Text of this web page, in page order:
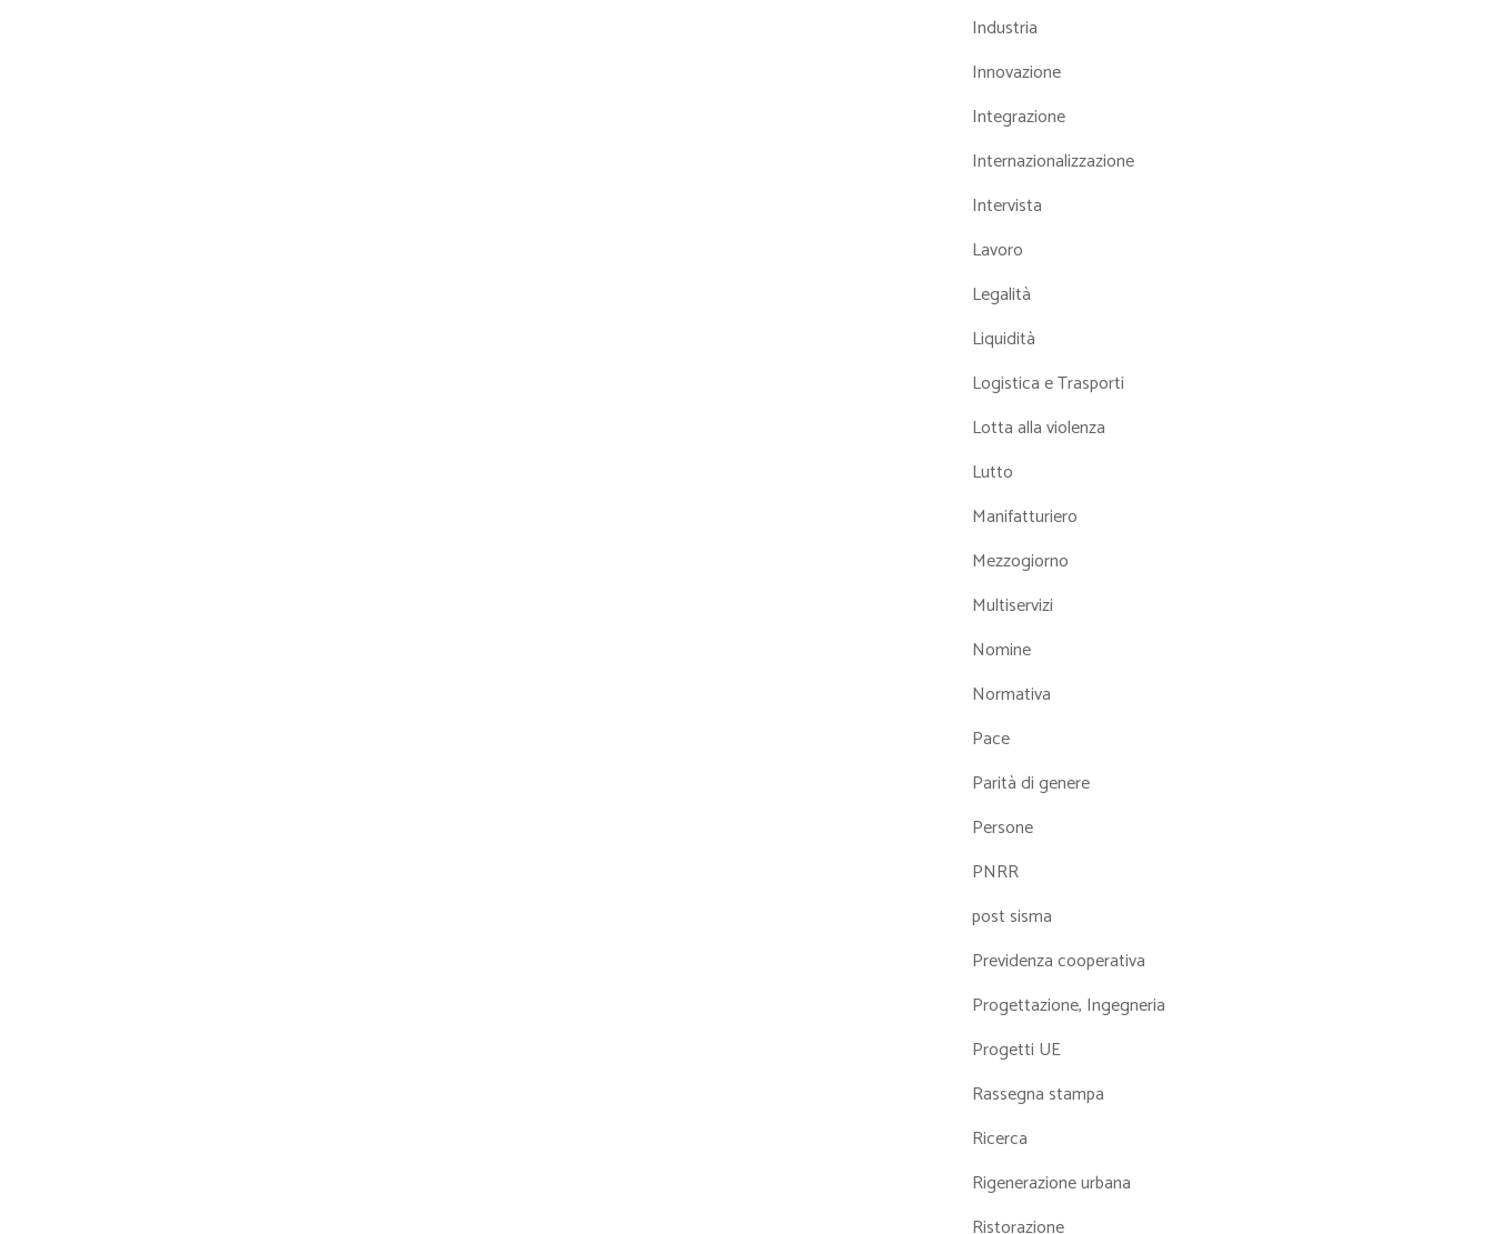
Industria
Innovazione
Integrazione
Internazionalizzazione
Intervista
Lavoro
Legalità
Liquidità
Logistica e Trasporti
Lotta alla violenza
Lutto
Manifatturiero
Mezzogiorno
Multiservizi
Nomine
Normativa
Pace
Parità di genere
Persone
PNRR
post sisma
Previdenza cooperativa
Progettazione, Ingegneria
Progetti UE
Rassegna stampa
Ricerca
Rigenerazione urbana
Ristorazione